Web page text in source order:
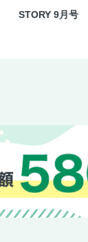
STORY 9月号